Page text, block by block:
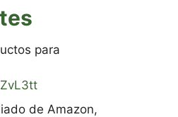
para
de Amazon,